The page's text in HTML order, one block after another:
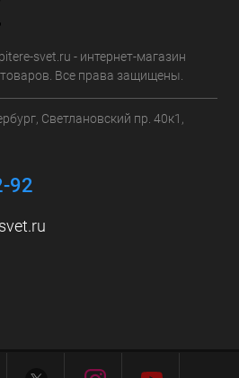
svet.ru - интернет-магазин
Все права защищены.
Светлановский пр. 40к1,
92